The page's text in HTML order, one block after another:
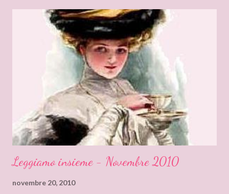
Leggiamo insieme - Novembre 2010
novembre 20, 2010